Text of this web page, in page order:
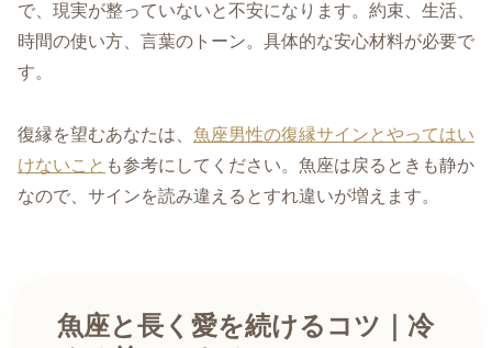
で、現実が整っていないと不安になります。約束、生活、
時間の使い方、言葉のトーン。具体的な安心材料が必要で
す。
復縁を望むあなたは、 魚座男性の復縁サインとやってはい
けないこと も参考にしてください。魚座は戻るときも静か
なので、サインを読み違えるとすれ違いが増えます。
魚座と長く愛を続けるコツ｜冷